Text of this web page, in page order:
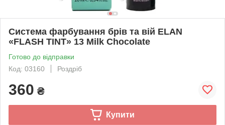
Cистема фарбування брів та вій ELAN
«FLASH TINT» 13 Milk Chocolate
Готово до відправки
Код: 03160
Роздріб
360 ₴
Купити